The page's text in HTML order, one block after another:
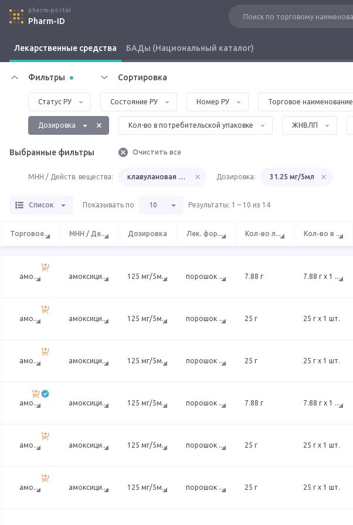
pharm-portal
Pharm-ID
Лекарственные средства БАДы (Национальный каталог)
Фильтры Сортировка
Статус РУ Состояние РУ Номер РУ Торговое наименование
Дозировка Кол-во в потребительской упаковке ЖНВЛП
Выбранные фильтры Очистить все
МНН / Действ. вещества: клавулановая кислота Дозировка: 31.25 мг/5мл
Список Показывать по 10 Результаты: 1 – 10 из 14
Торговое... МНН / Де... Дозировка Лек. фор... Кол-во л... Кол-во в ...
амо... амоксици... 125 мг/5м... порошок ... 7.88 г 7.88 г x 1 ...
амо... амоксици... 125 мг/5м... порошок ... 25 г 25 г x 1 шт.
амо... амоксици... 125 мг/5м... порошок ... 25 г 25 г x 1 шт.
амо... амоксици... 125 мг/5м... порошок ... 7.88 г 7.88 г x 1 ...
амо... амоксици... 125 мг/5м... порошок ... 25 г 25 г x 1 шт.
амо... амоксици... 125 мг/5м... порошок ... 25 г 25 г x 1 шт.